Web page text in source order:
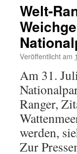
Welt-
Veröffentlicht am
Am 31.
Ranger,
werden,
Zur